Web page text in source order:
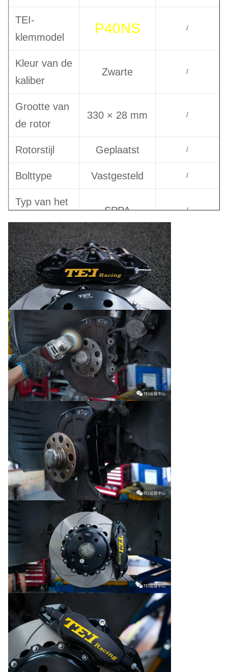
TEI-
klemmodel
P40NS /
Kleur van de
kaliber
Zwarte /
Grootte van
de rotor
330 × 28 mm /
Rotorstijl Geplaatst /
Bolttype Vastgesteld /
Typ van het
SPPA /
Opgemerkt:1U kunt op het kalipersmodel klikken
om de productinformatie te controleren.U kunt
bijvoorbeeld opP40NSom de P40NS-
reminformatie te controleren.
2.SPPA=normaal keramisch
remblok,SPPL=normaal metaalremblok
SSS,XSS,MSS=Racing Metal Brake Pad